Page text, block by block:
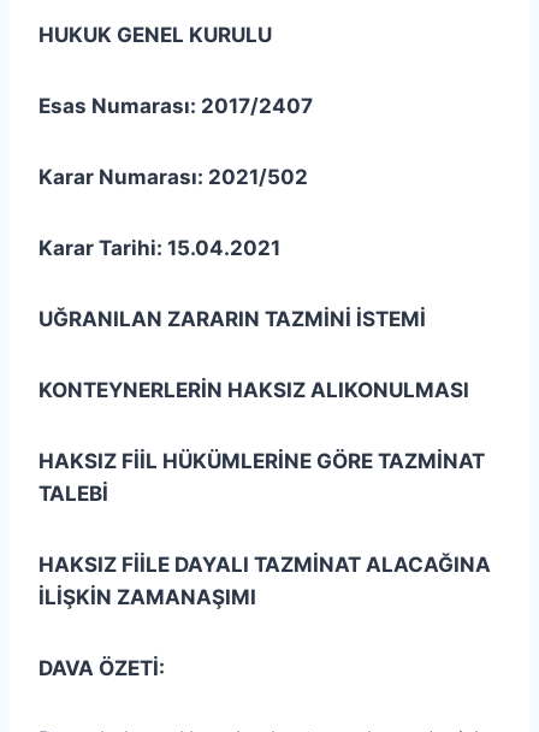
HUKUK GENEL KURULU
Esas Numarası: 2017/2407
Karar Numarası: 2021/502
Karar Tarihi: 15.04.2021
UĞRANILAN ZARARIN TAZMİNİ İSTEMİ
KONTEYNERLERİN HAKSIZ ALIKONULMASI
HAKSIZ FİİL HÜKÜMLERİNE GÖRE TAZMİNAT
TALEBİ
HAKSIZ FİİLE DAYALI TAZMİNAT ALACAĞINA
İLİŞKİN ZAMANAŞIMI
DAVA ÖZETİ: